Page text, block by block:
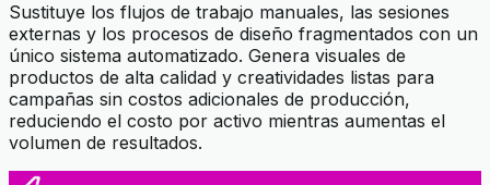
Sustituye los flujos de trabajo manuales, las sesiones
externas y los procesos de diseño fragmentados con un
único sistema automatizado. Genera visuales de
productos de alta calidad y creatividades listas para
campañas sin costos adicionales de producción,
reduciendo el costo por activo mientras aumentas el
volumen de resultados.